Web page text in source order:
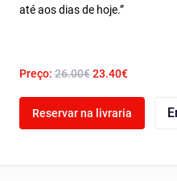
até aos dias de hoje.”
Preço: 26.00€23.40€
Reservar na livraria